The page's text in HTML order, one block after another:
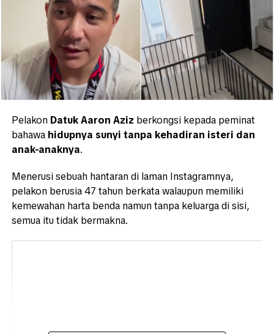
PelakonDatuk Aaron Aziz berkongsi kepada peminat
bahawahidupnya sunyi tanpa kehadiran isteri dan
anak-anaknya.
Menerusi sebuah hantaran di laman Instagramnya,
pelakon berusia 47 tahun berkata walaupun memiliki
kemewahan harta benda namun tanpa keluarga di sisi,
semua itu tidak bermakna.